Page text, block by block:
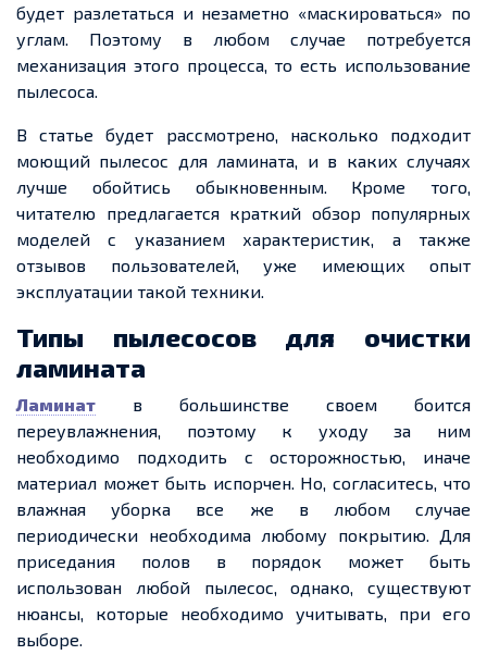
будет разлетаться и незаметно «маскироваться» по
углам. Поэтому в любом случае потребуется
механизация этого процесса, то есть использование
пылесоса.
В статье будет рассмотрено, насколько подходит
моющий пылесос для ламината, и в каких случаях
лучше обойтись обыкновенным. Кроме того,
читателю предлагается краткий обзор популярных
моделей с указанием характеристик, а также
отзывов пользователей, уже имеющих опыт
эксплуатации такой техники.
Типы пылесосов для очистки
ламината
Ламинат в большинстве своем боится
переувлажнения, поэтому к уходу за ним
необходимо подходить с осторожностью, иначе
материал может быть испорчен. Но, согласитесь, что
влажная уборка все же в любом случае
периодически необходима любому покрытию. Для
приседания полов в порядок может быть
использован любой пылесос, однако, существуют
нюансы, которые необходимо учитывать, при его
выборе.